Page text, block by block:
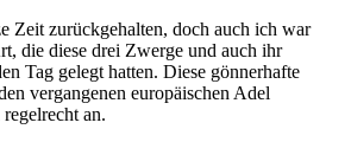
Zeit zurückgehalten, doch auch ich war
die diese drei Zwerge und auch ihr
Tag gelegt hatten. Diese gönnerhafte
vergangenen europäischen Adel
an.